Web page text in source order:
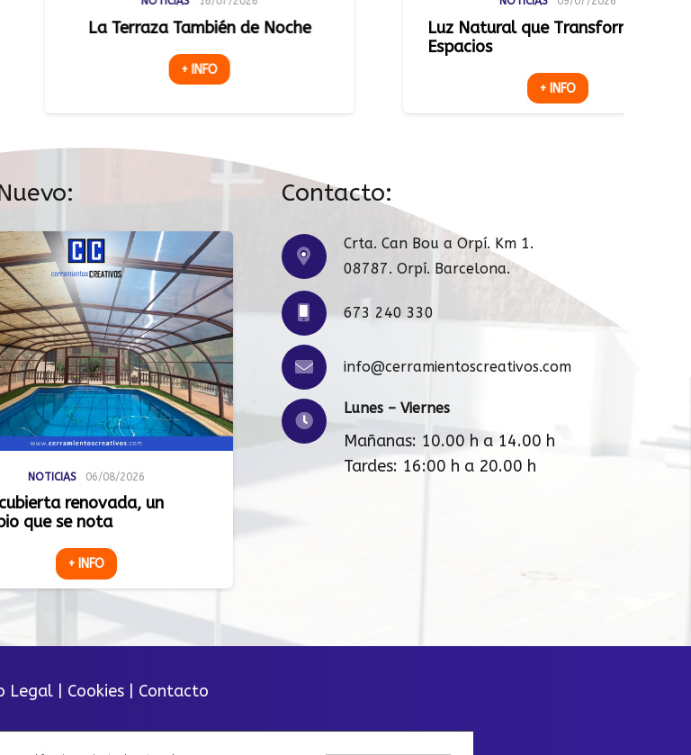
de Noche
Luz Natural que Transforma
Una Terraza
NOTICIAS 06/08/2026
renovada, un
que se nota
+ INFO
Contacto:
Crta. Can Bou a Orpí. Km 1.
08787. Orpí. Barcelona.
673 240 330
info@cerramientoscreativos.com
Lunes – Viernes
Mañanas: 10.00 h a 14.00 h
Tardes: 16:00 h a 20.00 h
Legal| Cookies| Contacto